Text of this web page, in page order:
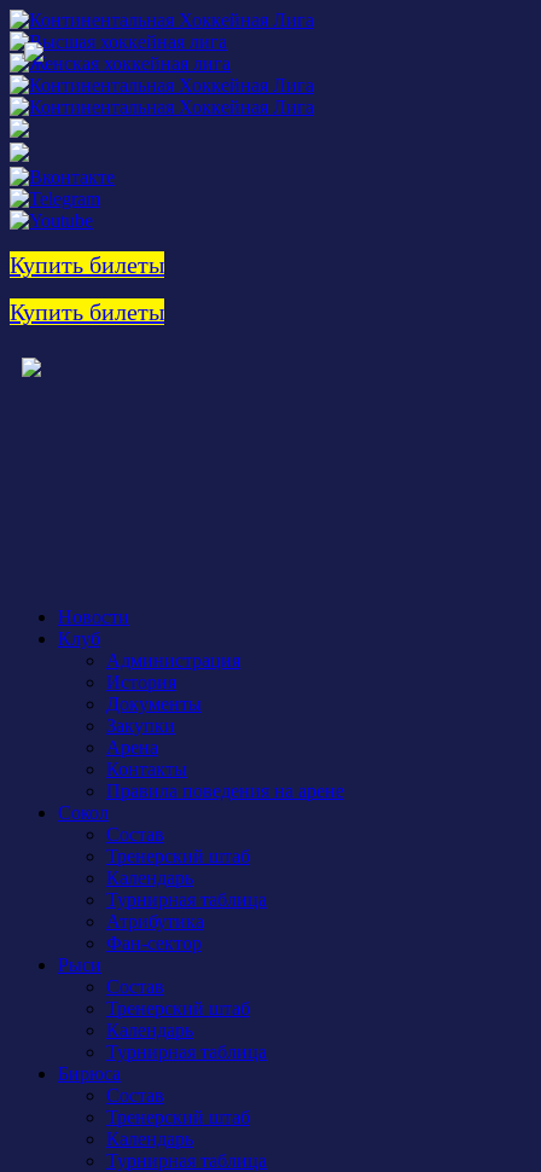
Купить билеты
Купить билеты
Новости
Клуб
Администрация
История
Документы
Закупки
Арена
Контакты
Правила поведения на арене
Сокол
Состав
Тренерский штаб
Календарь
Турнирная таблица
Атрибутика
Фан-сектор
Рыси
Состав
Тренерский штаб
Календарь
Турнирная таблица
Бирюса
Состав
Тренерский штаб
Календарь
Турнирная таблица